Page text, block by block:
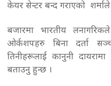
केयर सेन्टर बन्द गराएको
बजारमा भारतीय
ओर्कशपहरु बिना दर्ता
तिनीहरूलाई कानुनी
बताउनु हुन्छ ।